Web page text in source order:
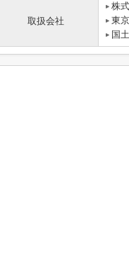
取扱会社
株
東
国